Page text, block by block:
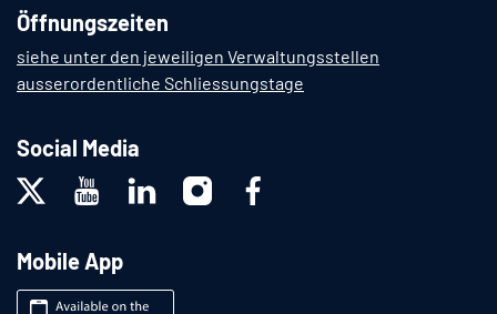
Öffnungszeiten
siehe unter den jeweiligen Verwaltungsstellen
ausserordentliche Schliessungstage
Social Media
Mobile App